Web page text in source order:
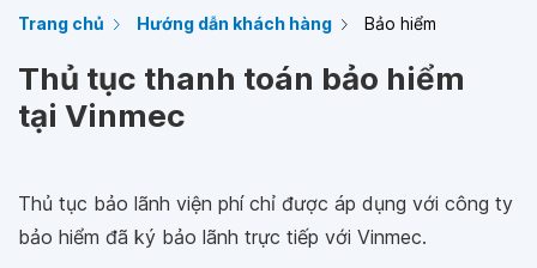
Trang chủ Hướng dẫn khách hàng Bảo hiểm
Thủ tục thanh toán bảo hiểm
tại Vinmec
Thủ tục bảo lãnh viện phí chỉ được áp dụng với công ty
bảo hiểm đã ký bảo lãnh trực tiếp với Vinmec.